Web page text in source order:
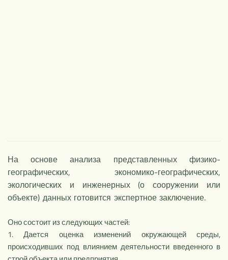
На основе анализа представленных физико-
географических, эко­номико-географических,
экологических и инженерных (о сооруже­нии или
объекте) данных готовится экспертное заключение.
Оно состоит из следующих частей:
1. Дается оценка изменений окружающей среды,
происходив­ших под влиянием деятельности введенного в